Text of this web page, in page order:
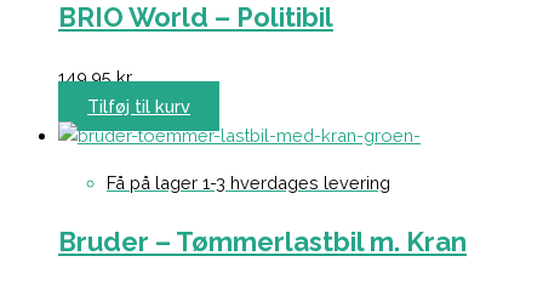
BRIO World – Politibil
149,95kr.
Tilføj til kurv
Få på lager 1-3 hverdages levering
Bruder – Tømmerlastbil m. Kran